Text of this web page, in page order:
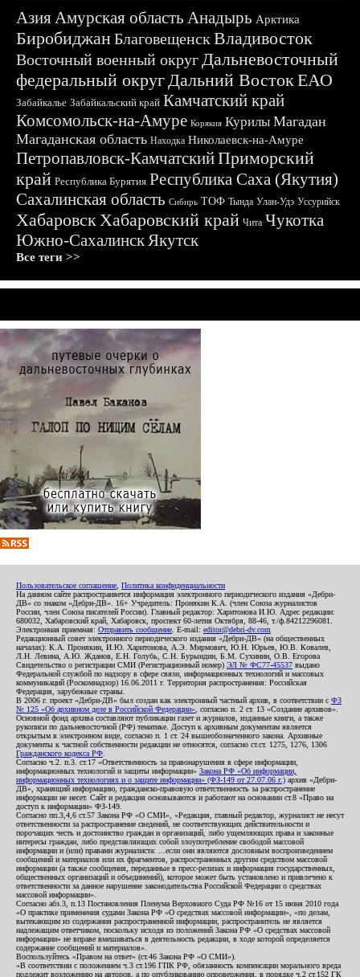
АзияАмурская область Анадырь Арктика
БиробиджанБлаговещенскВладивосток
Восточный военный округДальневосточный
федеральный округДальний ВостокЕАО
Забайкалье Забайкальский край Камчатский край
Комсомольск-на-Амуре Корякия Курилы Магадан
Магаданская область Находка Николаевск-на-Амуре
Петропавловск-КамчатскийПриморский
край Республика Бурятия Республика Саха (Якутия)
Сахалинская область Сибирь ТОФ Тында Улан-Удэ Уссурийск
ХабаровскХабаровский край Чита Чукотка
Южно-СахалинскЯкутск
Все теги >>
Пользовательское соглашение Политика конфиденциальности
На данном сайте распространяется информация электронного периодического издания «Дебри-
ДВ» со знаком «Дебри-ДВ». 16+ Учредитель: Пронякин К.А. (член Союза журналистов
России, член Союза писателей России). Главный редактор: Харитонова И.Ю. Адрес редакции:
680032, Хабаровский край, Хабаровск, проспект 60-летия Октября, 88-46, т./ф.84212296081.
Электронная приемная: Отправить сообщение . E-mail: editor@debri-dv.com
Редакционный совет электронного периодического издания «Дебри-ДВ» (на общественных
началах): К.А. Пронякин, И.Ю. Харитонова, А.Э. Мирмович, Ю.Н. Юрьев, Ю.В. Ковалев,
Л.Н. Левина, А.Ю. Жданов, Е.Н. Голубь, С.Н. Бурындин, Б.М. Сухинин, О.В. Егорова
Свидетельство о регистрации СМИ (Регистрационный номер) ЭЛ № ФС77-45537 выдано
Федеральной службой по надзору в сфере связи, информационных технологий и массовых
коммуникаций (Роскомнадзор) 16.06.2011 г. Территория распространения: Российская
Федерация, зарубежные страны.
В 2006 г. проект «Дебри-ДВ» был создан как электронный частный архив, в соответствии с ФЗ
№ 125 «Об архивном деле в Российской Федерации» , согласно п. 2 ст. 13 «Создание архивов».
Основной фонд архива составляют публикации газет и журналов, изданные книги, а также
рукописи по дальневосточной (РФ) тематике. Доступ к архивным документам является
открытым в электронном виде, согласно п. 1 ст. 24 вышеобозначенного закона. Архивные
документы к частной собственности редакции не относятся, согласно ст.ст. 1275, 1276, 1306
Гражданского кодекса РФ
Согласно ч.2. п.3. ст.17 «Ответственность за правонарушения в сфере информации,
информационных технологий и защиты информации» Закона РФ «Об информации,
информационных технологиях и о защите информации» (ФЗ-149 от 27.07.06 г.) архив «Дебри-
ДВ», хранящий информацию, гражданско-правовую ответственность за распространение
информации не несет. Сайт и редакция основываются и работают на основании ст.8 «Право на
доступ к информации» ФЗ-149.
Согласно пп.3,4,6 ст.57 Закона РФ «О СМИ», «Редакция, главный редактор, журналист не несут
ответственности за распространение сведений, не соответствующих действительности и
порочащих честь и достоинство граждан и организаций, либо ущемляющих права и законные
интересы граждан, либо представляющих собой злоупотребление свободой массовой
информации и (или) правами журналиста: ...если они являются дословным воспроизведением
сообщений и материалов или их фрагментов, распространенных другим средством массовой
информации (а также сообщения, переданные в пресс-релизах и информация государственных,
общественных организаций и объединений), которое может быть установлено и привлечено к
ответственности за данное нарушение законодательства Российской Федерации о средствах
массовой информации».
Согласно абз.3, п.13 Постановления Пленума Верховного Суда РФ №16 от 15 июня 2010 года
«О практике применения судами Закона РФ «О средствах массовой информации», «по делам,
вытекающим из содержания распространенной информации, распространитель не является
надлежащим ответчиком, поскольку исходя из положений Закона РФ «О средствах массовой
информации» не вправе вмешиваться в деятельность редакции, в ходе которой определяется
содержание сообщений и материалов».
Воспользуйтесь «Правом на ответ» (ст.46 Закона РФ «О СМИ»).
«В соответствии с положением ч.3 ст.196 ГПК РФ, обязанность компенсации морального вреда
подлежит возложению на авторов, а по опубликованию опровержения, в порядке ч.2 ст.152 ГК